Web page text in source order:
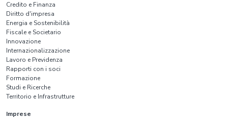
Credito e Finanza
Diritto d'impresa
Energia e Sostenibilità
Fiscale e Societario
Innovazione
Internazionalizzazione
Lavoro e Previdenza
Rapporti con i soci
Formazione
Studi e Ricerche
Territorio e Infrastrutture
Imprese